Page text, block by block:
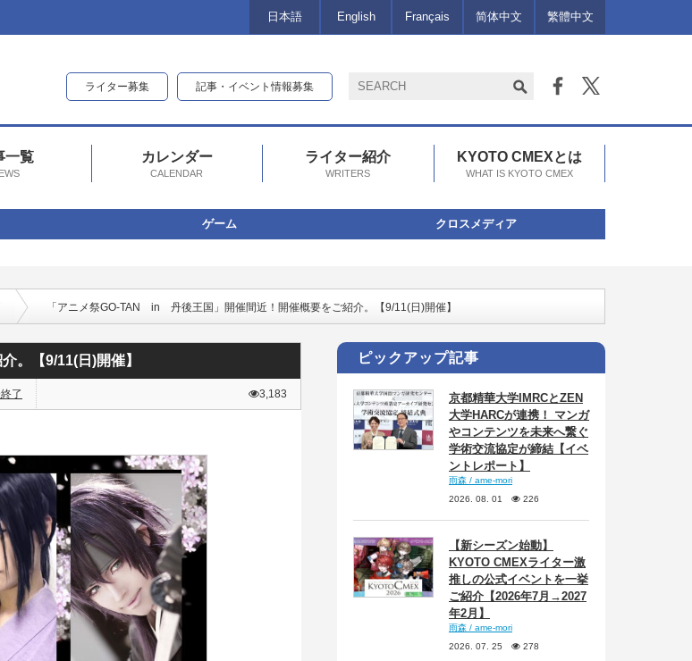
日本語 English Français 简体中文 繁體中文
ライター募集 記事・イベント情報募集
一覧 カレンダー
CALENDAR
ライター紹介
WRITERS
KYOTO CMEXとは
WHAT IS KYOTO CMEX
ゲーム クロスメディア
「アニメ祭GO-TAN in 丹後王国」開催間近！開催概要をご紹介。【9/11(日)開催】
。【9/11(日)開催】
了 3,183
ピックアップ記事
京都精華大学IMRCとZEN
大学HARCが連携！ マンガ
やコンテンツを未来へ繋ぐ
学術交流協定が締結【イベ
ントレポート】
雨森 / ame-mori
2026. 08. 01
226
【新シーズン始動】
KYOTO CMEXライター激
推しの公式イベントを一挙
ご紹介【2026年7月→2027
年2月】
雨森 / ame-mori
2026. 07. 25
278